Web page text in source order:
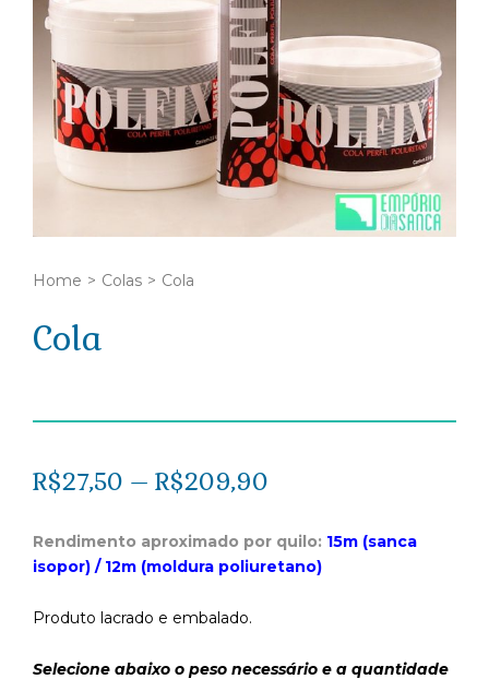
Home > Colas > Cola
Cola
R$27,50 – R$209,90
Rendimento aproximado por quilo: 15m (sanca
isopor) / 12m (moldura poliuretano)
Produto lacrado e embalado.
Selecione abaixo o peso necessário e a quantidade